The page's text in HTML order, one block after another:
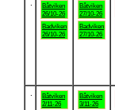
Båtviken
26/10-26
Badviken
26/10-26
Båtviken
27/10-26
Badviken
27/10-26
Båtviken
2/11-26
Båtviken
3/11-26